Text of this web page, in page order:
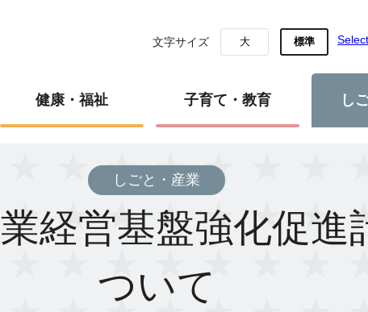
文字サイズ 大 標準
健康・福祉 子育て・教育 し
しごと・産業
経営基盤強化促進
ついて